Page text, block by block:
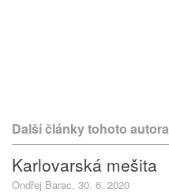
Další články tohoto autora
Karlovarská mešita
Ondřej Barac, 30. 6. 2020